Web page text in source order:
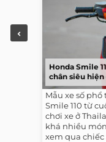
Honda Smile
chân siêu hiện
Mẫu xe số
Smile 110 từ
chơi xe ở
khá nhiều
xem qua chiếc